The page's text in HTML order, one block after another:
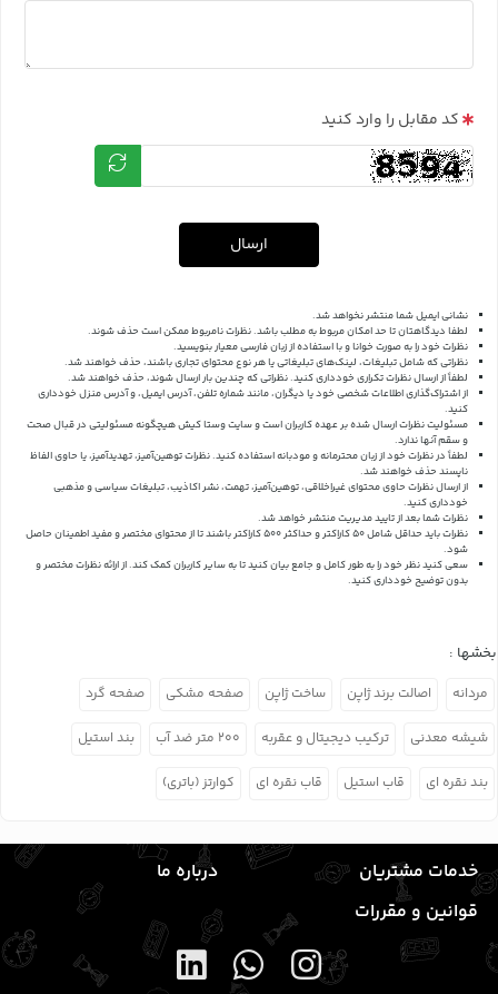
کد مقابل را وارد کنید
ارسال
نشانی ایمیل شما منتشر نخواهد شد.
لطفا دیدگاهتان تا حد امکان مربوط به مطلب باشد. نظرات نامربوط ممکن است حذف شوند.
نظرات خود را به صورت خوانا و با استفاده از زبان فارسی معیار بنویسید.
نظراتی که شامل تبلیغات، لینک‌های تبلیغاتی یا هر نوع محتوای تجاری باشند، حذف خواهند شد.
لطفاً از ارسال نظرات تکراری خودداری کنید. نظراتی که چندین بار ارسال شوند، حذف خواهند شد.
از اشتراک‌گذاری اطلاعات شخصی خود یا دیگران، مانند شماره تلفن، آدرس ایمیل، و آدرس منزل خودداری
کنید.
مسئولیت نظرات ارسال شده بر عهده کاربران است و سایت وستا کیش هیچگونه مسئولیتی در قبال صحت
و سقم آنها ندارد.
لطفاً در نظرات خود از زبان محترمانه و مودبانه استفاده کنید. نظرات توهین‌آمیز، تهدیدآمیز، یا حاوی الفاظ
ناپسند حذف خواهند شد.
از ارسال نظرات حاوی محتوای غیراخلاقی، توهین‌آمیز، تهمت، نشر اکاذیب، تبلیغات سیاسی و مذهبی
خودداری کنید.
نظرات شما بعد از تایید مدیریت منتشر خواهد شد.
نظرات باید حداقل شامل 50 کاراکتر و حداکثر 500 کاراکتر باشند تا از محتوای مختصر و مفید اطمینان حاصل
شود.
سعی کنید نظر خود را به طور کامل و جامع بیان کنید تا به سایر کاربران کمک کند.از ارائه نظرات مختصر و
بدون توضیح خودداری کنید.
بخشها :
مردانه اصالت برند ژاپن ساخت ژاپن صفحه مشکی صفحه گرد
شیشه معدنی ترکیب دیجیتال و عقربه ۲۰۰ متر ضد آب بند استیل
بند نقره ای قاب استیل قاب نقره ای کوارتز (باتری)
خدمات مشتریان
درباره ما
قوانین و مقررات